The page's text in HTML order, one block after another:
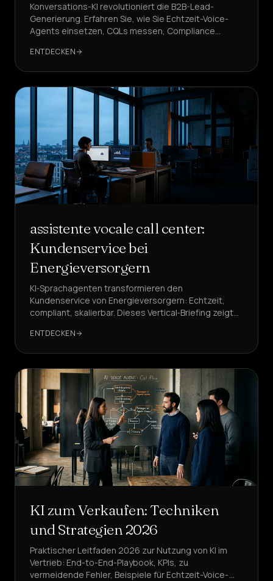
Konversations-KI revolutioniert die B2B-Lead-
Generierung. Erfahren Sie, wie Sie Echtzeit-Voice-
Agents einsetzen, CQLs messen, Compliance
ROI skalieren.
ENTDECKEN
assistente vocale call center:
Kundenservice bei
Energieversorgern
KI‑Sprachagenten transformieren den
Kundenservice von Energieversorgern: Echtzeit,
compliant, skalierbar. Dieses Vertical‑Briefing zeigt
die Referenz ist.
ENTDECKEN
KI zum Verkaufen: Techniken
und Strategien 2026
Praktischer Leitfaden 2026 zur Nutzung von KI im
Vertrieb: End-to-End-Playbook, KPIs, zu
vermeidende Fehler, Beispiele für Echtzeit-Voice-